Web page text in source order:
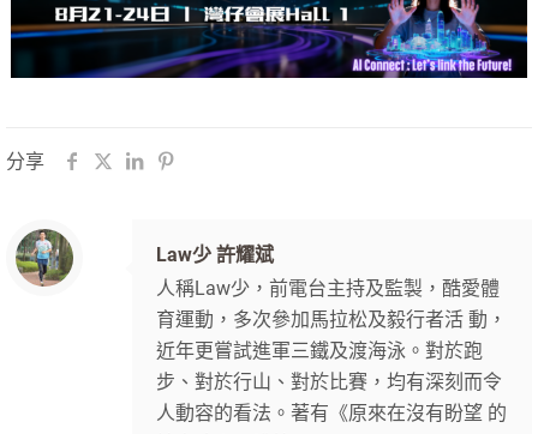
分享
Law少 許耀斌
人稱Law少，前電台主持及監製，酷愛體
育運動，多次參加馬拉松及毅行者活 動，
近年更嘗試進軍三鐵及渡海泳。對於跑
步、對於行山、對於比賽，均有深刻而令
人動容的看法。著有《原來在沒有盼望 的